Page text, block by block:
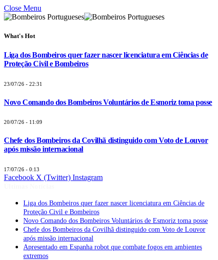
Close Menu
What's Hot
Liga dos Bombeiros quer fazer nascer licenciatura em Ciências de
Proteção Civil e Bombeiros
23/07/26 - 22:31
Novo Comando dos Bombeiros Voluntários de Esmoriz toma posse
20/07/26 - 11:09
Chefe dos Bombeiros da Covilhã distinguido com Voto de Louvor
após missão internacional
17/07/26 - 0:13
Facebook X (Twitter) Instagram
Liga dos Bombeiros quer fazer nascer licenciatura em Ciências de
Proteção Civil e Bombeiros
Novo Comando dos Bombeiros Voluntários de Esmoriz toma posse
Chefe dos Bombeiros da Covilhã distinguido com Voto de Louvor
após missão internacional
Apresentado em Espanha robot que combate fogos em ambientes
extremos